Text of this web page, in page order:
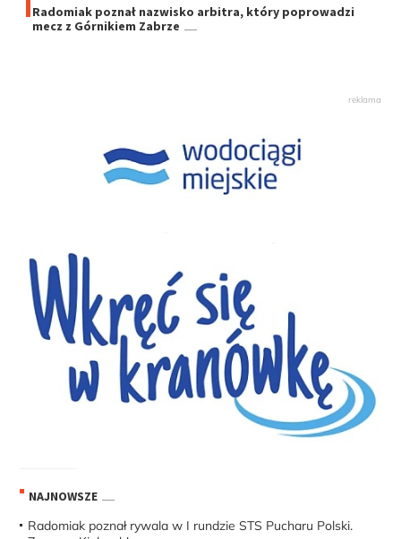
Radomiak poznał nazwisko arbitra, który poprowadzi
mecz z Górnikiem Zabrze
NAJNOWSZE
Radomiak poznał rywala w I rundzie STS Pucharu Polski.